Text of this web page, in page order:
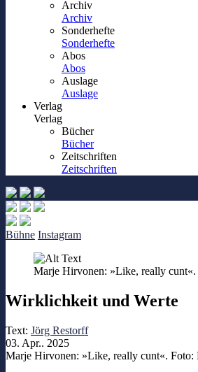
Archiv
Archiv
Sonderhefte
Sonderhefte
Abos
Abos
Auslage
Auslage
Verlag
Verlag
Bücher
Bücher
Zeitschriften
Zeitschriften
Bühne Instagram
Marje Hirvonen: »Like, really
Wirklichkeit und Werte
Text: Jörg Restorff
03. Apr.. 2025
Marje Hirvonen: »Like, really cunt«. Foto: